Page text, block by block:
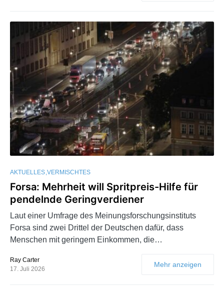
AKTUELLES VERMISCHTES
Forsa: Mehrheit will Spritpreis-Hilfe für
pendelnde Geringverdiener
Laut einer Umfrage des Meinungsforschungsinstituts
Forsa sind zwei Drittel der Deutschen dafür, dass
Menschen mit geringem Einkommen, die…
Ray Carter
17. Juli 2026
Mehr anzeigen